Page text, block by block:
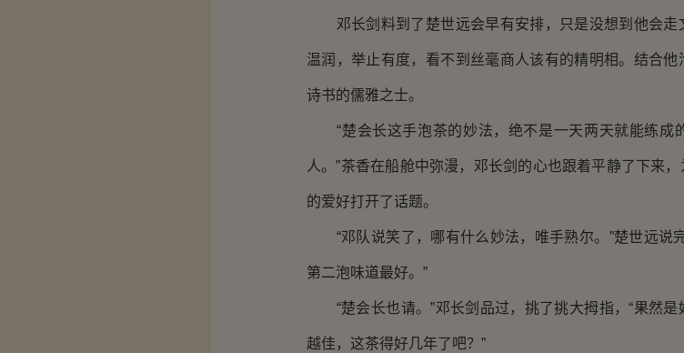
邓长剑料到了楚世远会早有安排，只是没想到他会走
温润，举止有度，看不到丝毫商人该有的精明相。结合
诗书的儒雅之士。
“楚会长这手泡茶的妙法，绝不是一天两天就能练成
人。”茶香在船舱中弥漫，邓长剑的心也跟着平静了下来
的爱好打开了话题。
“邓队说笑了，哪有什么妙法，唯手熟尔。”楚世远说
第二泡味道最好。”
“楚会长也请。”邓长剑品过，挑了挑大拇指，“果然是
越佳，这茶得好几年了吧？”